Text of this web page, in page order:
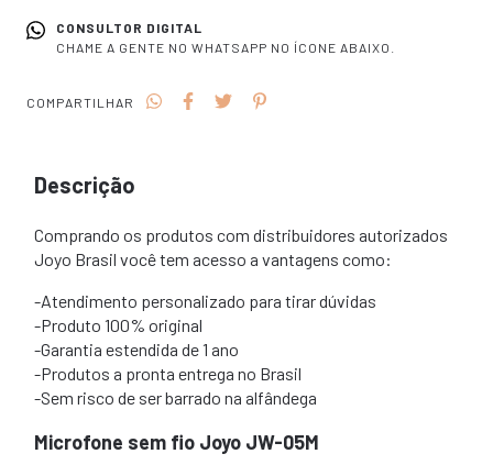
CONSULTOR DIGITAL
CHAME A GENTE NO WHATSAPP NO ÍCONE ABAIXO.
COMPARTILHAR
Descrição
Comprando os produtos com distribuidores autorizados
Joyo Brasil você tem acesso a vantagens como:
-Atendimento personalizado para tirar dúvidas
-Produto 100% original
-Garantia estendida de 1 ano
-Produtos a pronta entrega no Brasil
-Sem risco de ser barrado na alfândega
Microfone sem fio Joyo JW-05M